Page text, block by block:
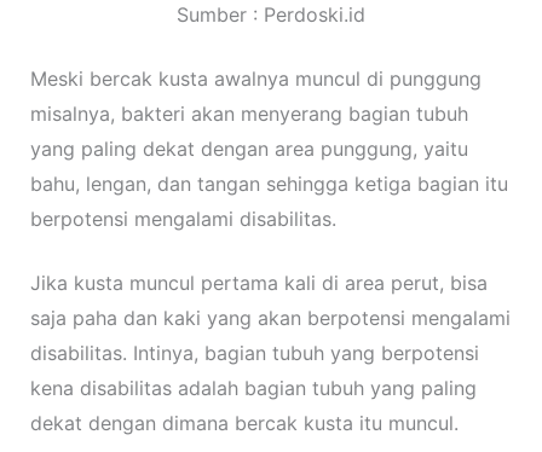
Sumber : Perdoski.id
Meski bercak kusta awalnya muncul di punggung
misalnya, bakteri akan menyerang bagian tubuh
yang paling dekat dengan area punggung, yaitu
bahu, lengan, dan tangan sehingga ketiga bagian itu
berpotensi mengalami disabilitas.
Jika kusta muncul pertama kali di area perut, bisa
saja paha dan kaki yang akan berpotensi mengalami
disabilitas. Intinya, bagian tubuh yang berpotensi
kena disabilitas adalah bagian tubuh yang paling
dekat dengan dimana bercak kusta itu muncul.